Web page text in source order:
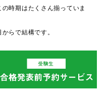
時期はたくさん揃っていま
らで結構です。